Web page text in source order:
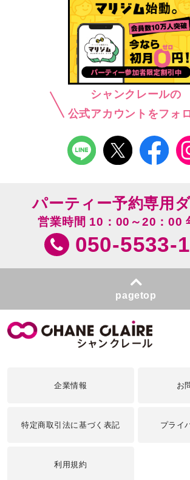
シャンクレールの
公式アカウントをフォ
パーティー予約専用
営業時間 10：00～20：00
050-5533-
pagetop
企業情報 お
特定商取引法に基づく表記 プライ
利用規約